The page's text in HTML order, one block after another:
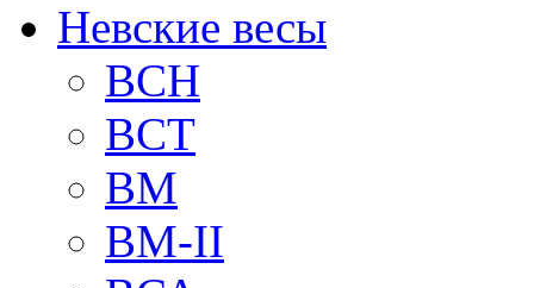
Невские весы
BCH
BCT
BM
BM-II